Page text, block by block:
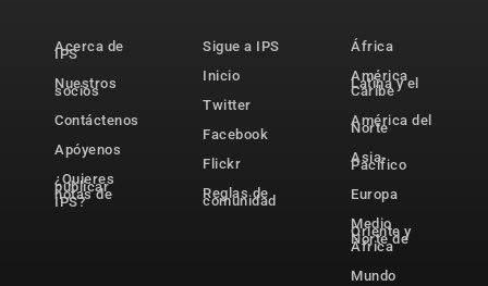
Acerca de
IPS
Nuestros
socios
Contáctenos
Apóyenos
¿Quieres
publicar
notas de
IPS?
Sigue a IPS
Inicio
Twitter
Facebook
Flickr
Reglas de
comunidad
África
América
Latina y el
Caribe
América del
Norte
Asia-
Pacífico
Europa
Medio
Oriente y
Norte de
África
Mundo